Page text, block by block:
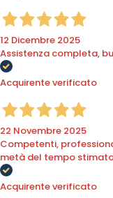
12 Dicembre 2025
Assistenza completa,
Acquirente verificato
22 Novembre 2025
Competenti,
metà del tempo
Acquirente verificato